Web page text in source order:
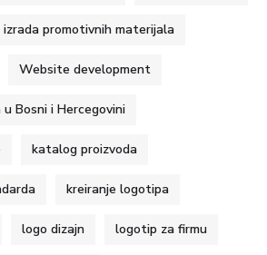
izrada promotivnih materijala
Website development
Bosni i Hercegovini
katalog proizvoda
kreiranje logotipa
logo dizajn logotip za firmu